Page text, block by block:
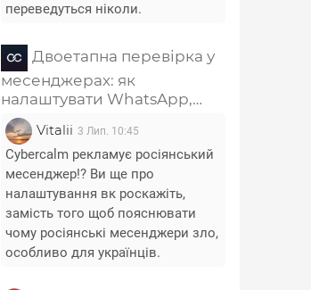
переведуться ніколи.
Двоетапна перевірка у
месенджерах: як
налаштувати WhatsApp,
Telegram, Signal, Viber і
Messenger
Vitalii 3 Лип. 10:45
Cybercalm рекламує росіянський
месенджер!? Ви ще про
налаштування вк роскажіть,
замість того щоб пояснювати
чому росіянські месенджери зло,
особливо для українців.